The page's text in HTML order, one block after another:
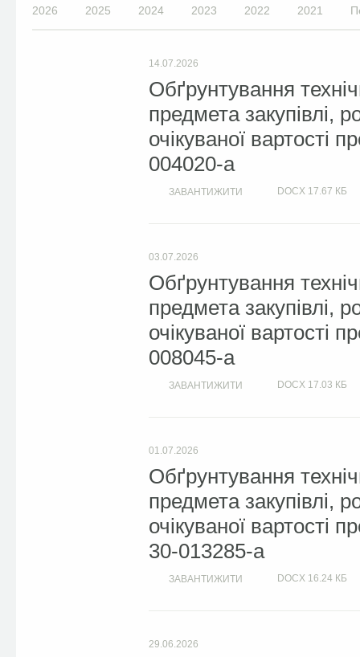
2026 2025 2024 2023 2022 2021
14.07.2026
Обґрунтування
предмета закупівлі,
очікуваної вартості
004020-a
ЗАВАНТИЖИТИ DOCX 17.67 КБ
03.07.2026
Обґрунтування
предмета закупівлі,
очікуваної вартості
008045-a
ЗАВАНТИЖИТИ DOCX 17.03 КБ
01.07.2026
Обґрунтування
предмета закупівлі,
очікуваної вартості
30-013285-a
ЗАВАНТИЖИТИ DOCX 16.24 КБ
29.06.2026